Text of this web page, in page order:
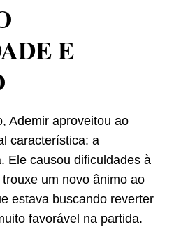
E
Ademir aproveitou ao
característica: a
Ele causou dificuldades à
um novo ânimo ao
estava buscando reverter
favorável na partida.